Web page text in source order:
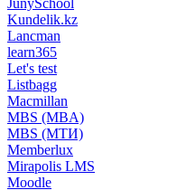
Kundelik.kz
Lancman
learn365
Let's test
Listbagg
Macmillan
MBS (MBA)
MBS (МТИ)
Memberlux
Mirapolis LMS
Moodle